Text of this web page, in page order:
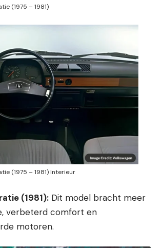
(1975 – 1981)
(1975 – 1981) Interieur
(1981): Dit model bracht meer
verbeterd comfort en
motoren.